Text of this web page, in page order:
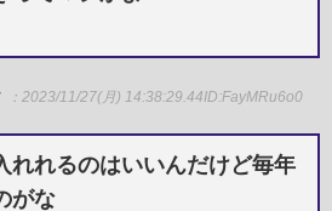
：2023/11/27(月) 14:38:29.44ID:FayMRu6o0
れれるのはいいんだけど毎年
がな